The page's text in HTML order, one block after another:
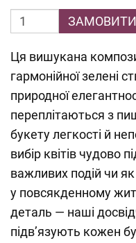
ЗАМОВИТИ
Ця вишукана
гармонійної зелені
природної
переплітаються з
букету легкості й
вибір квітів чудово
важливих подій чи
у повсякденному
деталь — наші
підв’язують кожен